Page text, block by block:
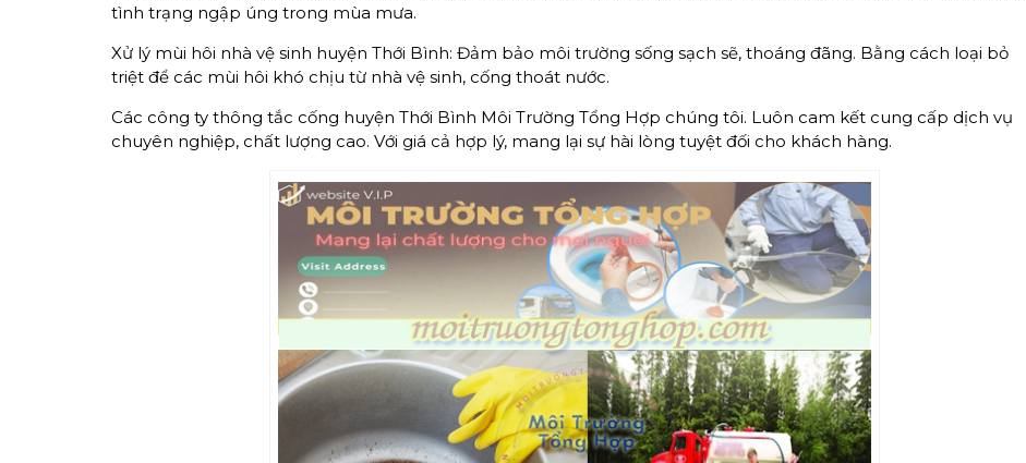
tình trạng ngập úng trong mùa mưa.
Xử lý mùi hôi nhà vệ sinh huyện Thới Bình: Đảm bảo môi trường sống sạch sẽ, thoáng đãng. Bằng cách loại bỏ
triệt để các mùi hôi khó chịu từ nhà vệ sinh, cống thoát nước.
Các công ty thông tắc cống huyện Thới Bình Môi Trường Tổng Hợp chúng tôi. Luôn cam kết cung cấp dịch vụ
chuyên nghiệp, chất lượng cao. Với giá cả hợp lý, mang lại sự hài lòng tuyệt đối cho khách hàng.